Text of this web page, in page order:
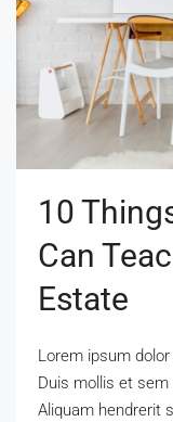
10
Can
Estate
Lorem ipsum
Duis mollis et sem
Aliquam hendrerit